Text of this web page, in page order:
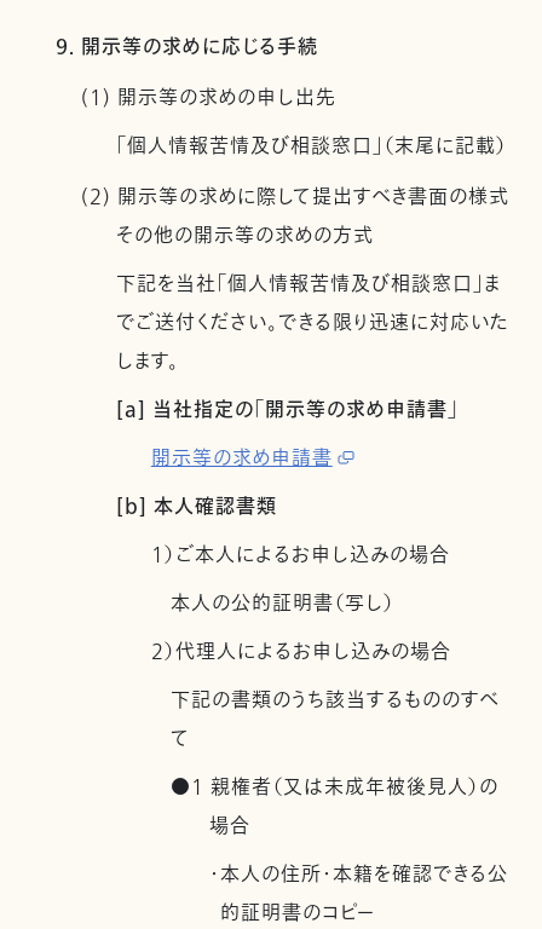
9. 開示等の求めに応じる手続
(1) 開示等の求めの申し出先
「個人情報苦情及び相談窓口」（末尾に記載）
(2) 開示等の求めに際して提出すべき書面の様式
その他の開示等の求めの方式
下記を当社「個人情報苦情及び相談窓口」ま
でご送付ください。できる限り迅速に対応いた
します。
[a] 当社指定の「開示等の求め申請書」
開示等の求め申請書
[b] 本人確認書類
1）ご本人によるお申し込みの場合
本人の公的証明書（写し）
2）代理人によるお申し込みの場合
下記の書類のうち該当するもののすべ
て
●1 親権者（又は未成年被後見人）の
場合
・本人の住所・本籍を確認できる公
的証明書のコピー